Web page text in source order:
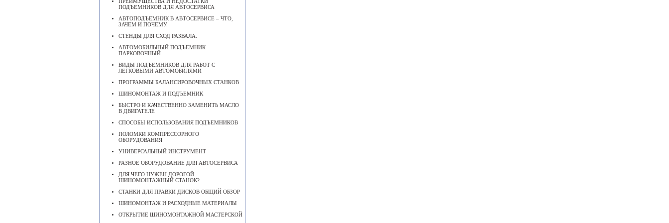
ПОДЪЕМНИКОВ ДЛЯ АВТОСЕРВИСА
АВТОПОДЪЕМНИК В АВТОСЕРВИСЕ – ЧТО,
ЗАЧЕМ И ПОЧЕМУ.
СТЕНДЫ ДЛЯ СХОД РАЗВАЛА.
АВТОМОБИЛЬНЫЙ ПОДЪЕМНИК
ПАРКОВОЧНЫЙ.
ВИДЫ ПОДЪЕМНИКОВ ДЛЯ РАБОТ С
ЛЕГКОВЫМИ АВТОМОБИЛЯМИ
ПРОГРАММЫ БАЛАНСИРОВОЧНЫХ СТАНКОВ
ШИНОМОНТАЖ И ПОДЪЕМНИК
БЫСТРО И КАЧЕСТВЕННО ЗАМЕНИТЬ МАСЛО
В ДВИГАТЕЛЕ
CПОСОБЫ ИСПОЛЬЗОВАНИЯ ПОДЪЕМНИКОВ
ПОЛОМКИ КОМПРЕССОРНОГО
ОБОРУДОВАНИЯ
УНИВЕРСАЛЬНЫЙ ИНСТРУМЕНТ
РАЗНОЕ ОБОРУДОВАНИЕ ДЛЯ АВТОСЕРВИСА
ДЛЯ ЧЕГО НУЖЕН ДОРОГОЙ
ШИНОМОНТАЖНЫЙ СТАНОК?
СТАНКИ ДЛЯ ПРАВКИ ДИСКОВ ОБЩИЙ ОБЗОР
ШИНОМОНТАЖ И РАСХОДНЫЕ МАТЕРИАЛЫ
ОТКРЫТИЕ ШИНОМОНТАЖНОЙ МАСТЕРСКОЙ